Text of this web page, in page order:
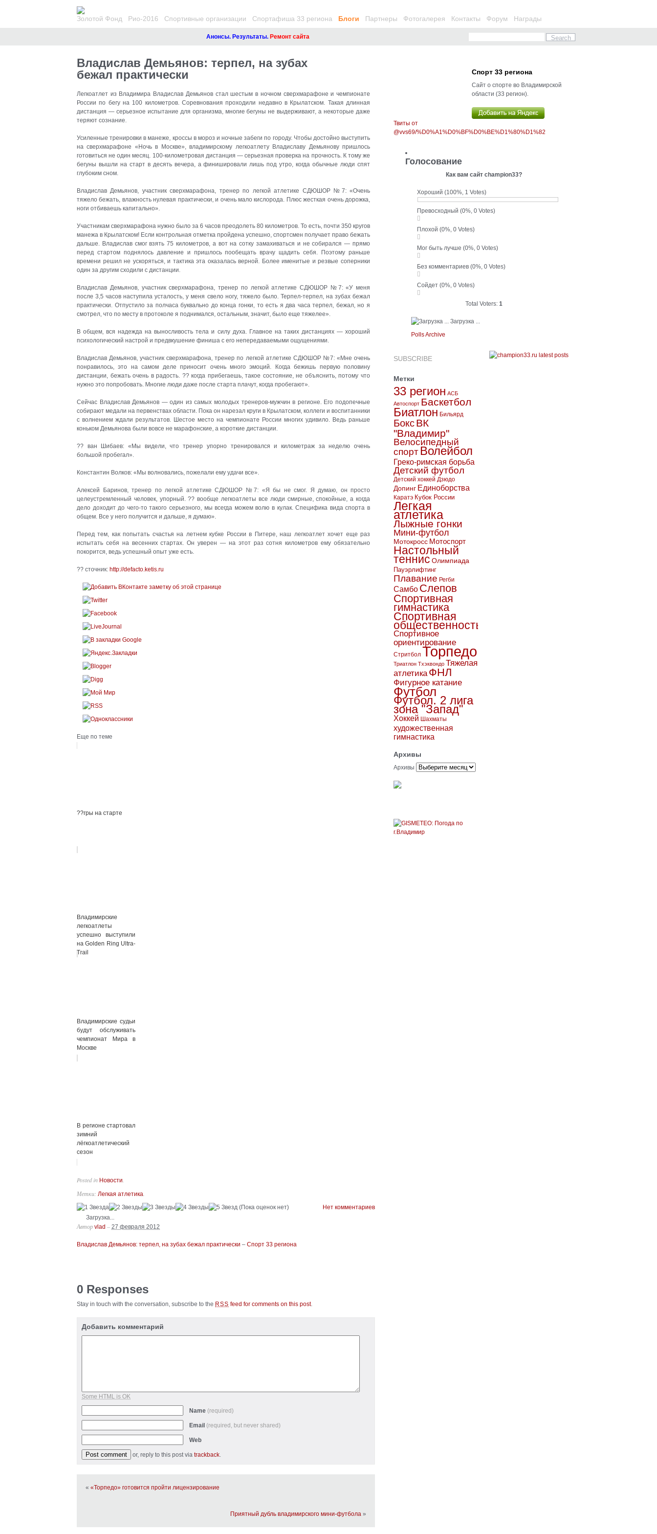
Золотой Фонд Рио-2016 Спортивные организации Спортафиша 33 региона Блоги Партнеры Фотогалерея Контакты Форум Награды
Анонсы. Результаты.Ремонт сайта
Владислав Демьянов: терпел, на зубах
бежал практически
Легкоатлет из Владимира Владислав Демьянов стал шестым в ночном сверхмарафоне и чемпионате
России по бегу на 100 километров. Соревнования проходили недавно в Крылатском. Такая длинная
дистанция — серьезное испытание для организма, многие бегуны не выдерживают, а некоторые даже
теряют сознание.
Усиленные тренировки в манеже, кроссы в мороз и ночные забеги по городу. Чтобы достойно выступить
на сверхмарафоне «Ночь в Москве», владимирскому легкоатлету Владиславу Демьянову пришлось
готовиться не один месяц. 100-километровая дистанция — серьезная проверка на прочность. К тому же
бегуны вышли на старт в десять вечера, а финишировали лишь под утро, когда обычные люди спят
глубоким сном.
Владислав Демьянов, участник сверхмарафона, тренер по легкой атлетике СДЮШОР №7: «Очень
тяжело бежать, влажность нулевая практически, и очень мало кислорода. Плюс жесткая очень дорожка,
ноги отбиваешь капитально».
Участникам сверхмарафона нужно было за 6 часов преодолеть 80 километров. То есть, почти 350 кругов
манежа в Крылатском! Если контрольная отметка пройдена успешно, спортсмен получает право бежать
дальше. Владислав смог взять 75 километров, а вот на сотку замахиваться и не собирался — прямо
перед стартом поднялось давление и пришлось пообещать врачу щадить себя. Поэтому раньше
времени решил не ускоряться, и тактика эта оказалась верной. Более именитые и резвые соперники
один за другим сходили с дистанции.
Владислав Демьянов, участник сверхмарафона, тренер по легкой атлетике СДЮШОР №7: «У меня
после 3,5 часов наступила усталость, у меня свело ногу, тяжело было. Терпел-терпел, на зубах бежал
практически. Отпустило за полчаса буквально до конца гонки, то есть я два часа терпел, бежал, но я
смотрел, что по месту в протоколе я поднимался, остальным, значит, было еще тяжелее».
В общем, вся надежда на выносливость тела и силу духа. Главное на таких дистанциях — хороший
психологический настрой и предвкушение финиша с его непередаваемыми ощущениями.
Владислав Демьянов, участник сверхмарафона, тренер по легкой атлетике СДЮШОР №7: «Мне очень
понравилось, это на самом деле приносит очень много эмоций. Когда бежишь первую половину
дистанции, бежать очень в радость. ?? когда прибегаешь, такое состояние, не объяснить, потому что
нужно это попробовать. Многие люди даже после старта плачут, когда пробегают».
Сейчас Владислав Демьянов — один из самых молодых тренеров-мужчин в регионе. Его подопечные
собирают медали на первенствах области. Пока он нарезал круги в Крылатском, коллеги и воспитанники
с волнением ждали результатов. Шестое место на чемпионате России многих удивило. Ведь раньше
коньком Демьянова были вовсе не марафонские, а короткие дистанции.
?? ван Шибаев: «Мы видели, что тренер упорно тренировался и километраж за неделю очень
большой пробегал».
Константин Волков: «Мы волновались, пожелали ему удачи все».
Алексей Баринов, тренер по легкой атлетике СДЮШОР №7: «Я бы не смог. Я думаю, он просто
целеустремленный человек, упорный. ?? вообще легкоатлеты все люди смирные, спокойные, а когда
дело доходит до чего-тотакого серьезного, мы всегда можем волю в кулак. Специфика вида спорта в
общем. Все у него получится и дальше, я думаю».
Перед тем, как попытать счастья на летнем кубке России в Питере, наш легкоатлет хочет еще раз
испытать себя на весенних стартах. Он уверен — на этот раз сотня километров ему обязательно
покорится, ведь успешный опыт уже есть.
?? сточник: http://defacto.ketis.ru
Еще по теме
??гры на старте
Владимирские
легкоатлеты
успешно выступили
на Golden Ring Ultra-
Trail
Владимирские судьи
будут обслуживать
чемпионат Мира в
Москве
В регионе стартовал
зимний
лёгкоатлетический
сезон
Posted in Новости
Метки: Легкая атлетика
Нет комментариев
(Пока оценок нет)
Загрузка...
Автор vlad – 27 февраля 2012
Владислав Демьянов: терпел, на зубах бежал практически – Спорт 33 региона
0 Responses
Stay in touch with the conversation, subscribe to the RSS feed for comments on this post.
Добавить комментарий
Some HTML is OK
Name (required)
Email (required, but never shared)
Web
or, reply to this post via trackback.
« «Торпедо» готовится пройти лицензирование
Приятный дубль владимирского мини-футбола »
Спорт 33 региона
Сайт о спорте во Владимирской
области (33 регион).
Твиты от
@vvs69/%D0%A1%D0%BF%D0%BE%D1%80%D1%82
Голосование
Как вам сайт champion33?
Хороший (100%, 1 Votes)
Превосходный (0%, 0 Votes)
Плохой (0%, 0 Votes)
Мог быть лучше (0%, 0 Votes)
Без комментариев (0%, 0 Votes)
Сойдет (0%, 0 Votes)
Total Voters: 1
Загрузка ...
Polls Archive
SUBSCRIBE
Метки
33 регион АСБ
Автоспорт Баскетбол
Биатлон Бильярд
БоксВК
"Владимир"
Велосипедный
спорт Волейбол
Греко-римская борьба
Детский футбол
Детский хоккей Дзюдо
Допинг Единоборства
Каратэ Кубок России
Легкая
атлетика
Лыжные гонки
Мини-футбол
Мотокросс Мотоспорт
Настольный
теннис Олимпиада
Пауэрлифтинг
Плавание Регби
Самбо Слепов
Спортивная
гимнастика
Спортивная
общественность
Спортивное
ориентирование
Стритбол Торпедо
Триатлон Тхэквондо Тяжелая
атлетика ФНЛ
Фигурное катание
Футбол
Футбол. 2 лига
зона "Запад"
Хоккей Шахматы
художественная
гимнастика
Архивы
Архивы